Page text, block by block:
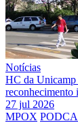
Notícias
HC da Unicamp
reconhecimento
27 jul 2026
MPOX